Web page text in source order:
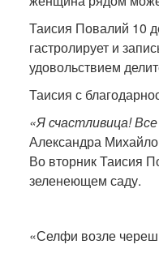
Таисия Повалий 10
гастролирует и
удовольствием
Таисия с
«Я счастливица!
Александра
Во вторник Таисия
зеленеющем саду.
«Селфи возле